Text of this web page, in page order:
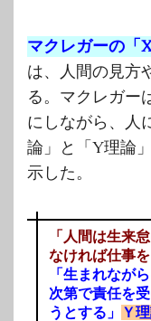
マクレガーの「
は、人間の見方
る。マクレガー
にしながら、人
論」と「Y理論
示した。
「人間は生来
なければ仕事
「生まれなが
次第で責任を
うとする」
Ｙ